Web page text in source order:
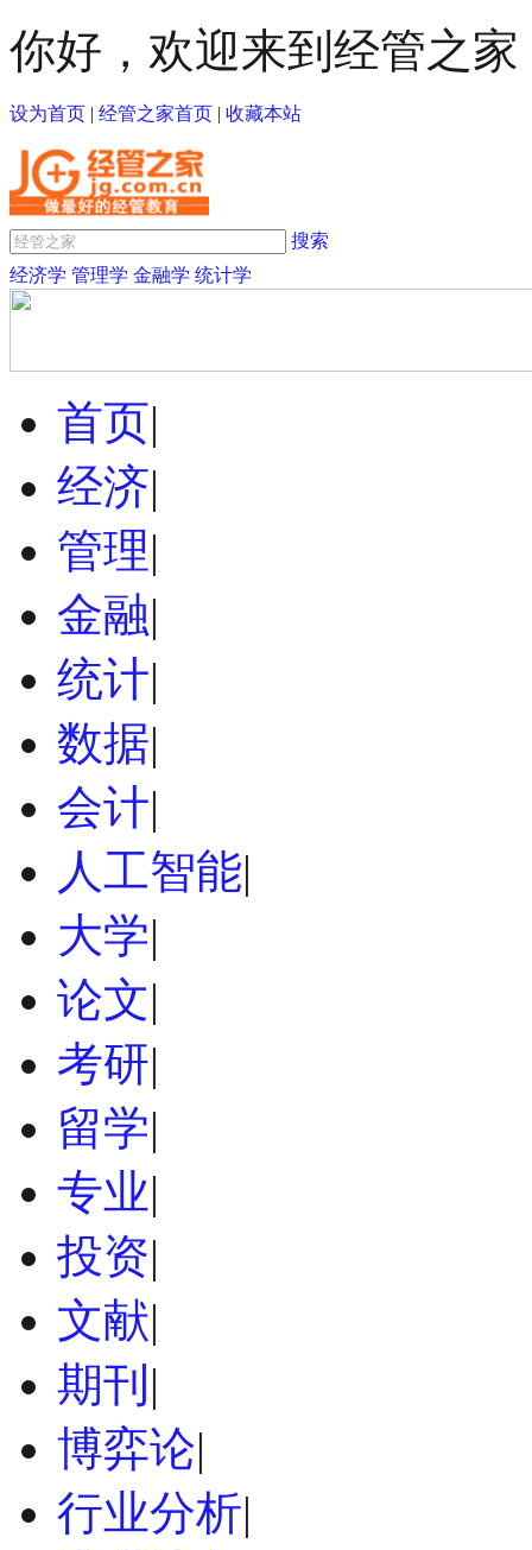
你好，欢迎来到经管之家
设为首页 | 经管之家首页 | 收藏本站
搜索
经济学 管理学 金融学 统计学
首页|
经济|
管理|
金融|
统计|
数据|
会计|
人工智能|
大学|
论文|
考研|
留学|
专业|
投资|
文献|
期刊 |
博弈论|
行业分析|